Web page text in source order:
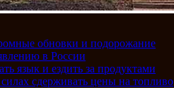
обновки и подорожание
в России
язык и ездить за продуктами
сдерживать цены на топливо